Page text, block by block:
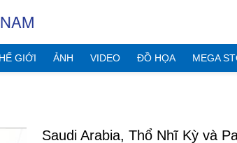
GIỚI ẢNH VIDEO ĐỒ HỌA MEGA
Saudi Arabia, Thổ Nhĩ Kỳ và